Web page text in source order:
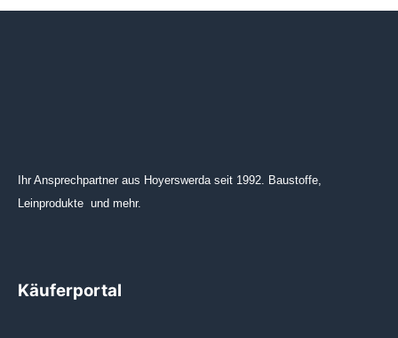
Ihr Ansprechpartner aus Hoyerswerda seit 1992. Baustoffe,
Leinprodukte und mehr.
Käuferportal